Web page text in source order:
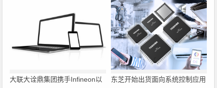
大联大诠鼎集团携手Infineon以
东芝开始出货面向系统控制应用